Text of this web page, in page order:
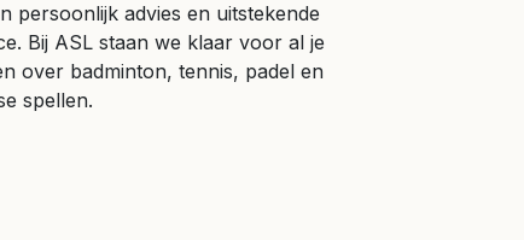
persoonlijk advies en uitstekende
Bij ASL staan we klaar voor al je
over badminton, tennis, padel en
spellen.